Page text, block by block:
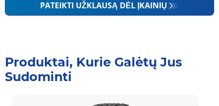
PATEIKTI UŽKLAUSĄ DĖL ĮKAINIŲ
Produktai, Kurie Galėtų Jus
Sudominti